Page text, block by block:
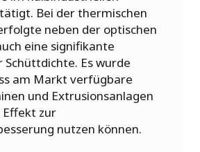
Bei der thermischen
neben der optischen
eine signifikante
Schüttdichte. Es wurde
am Markt verfügbare
und Extrusionsanlagen
zur
nutzen können.